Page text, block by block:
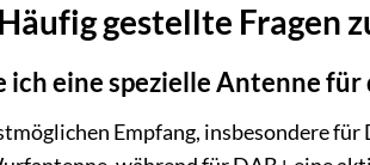
gestellte Fragen
ich eine spezielle Antenne für
Empfang, insbesondere